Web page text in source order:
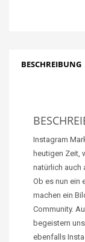
BESCHREIBUNG
Instagram
heutigen Zeit,
natürlich auch
Ob es nun ein
machen ein
Community.
begeistern
ebenfalls